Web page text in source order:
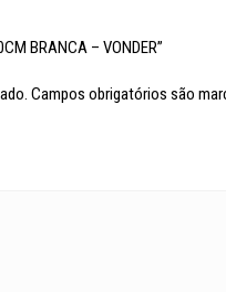
BRANCA – VONDER”
Campos obrigatórios são